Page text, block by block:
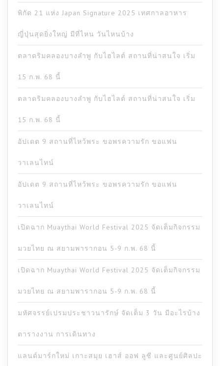
พิกัด 21 แห่ง Japan Signature 2025 เทศกาลอาหาร
ญี่ปุ่นสุดยิ่งใหญ่ มีที่ไหน วันไหนบ้าง
ตลาดริมคลองบางลำพู กับไฮไลต์ สถานที่น่าสนใจ เริ่ม
15 ก.พ. 68 นี้
ตลาดริมคลองบางลำพู กับไฮไลต์ สถานที่น่าสนใจ เริ่ม
15 ก.พ. 68 นี้
อัปเดต 9 สถานที่ไหว้พระ ขอพรความรัก ขอแฟน
วาเลนไทน์
อัปเดต 9 สถานที่ไหว้พระ ขอพรความรัก ขอแฟน
วาเลนไทน์
เปิดฉาก Muaythai World Festival 2025 จัดเต็มกิจกรรม
มวยไทย ณ สยามพารากอน 5-9 ก.พ. 68 นี้
เปิดฉาก Muaythai World Festival 2025 จัดเต็มกิจกรรม
มวยไทย ณ สยามพารากอน 5-9 ก.พ. 68 นี้
มหัศจรรย์เปรมประชาวนารักษ์ จัดเต็ม 3 วัน มีอะไรบ้าง
ตารางงาน การเดินทาง
แลนด์มาร์กใหม่ เกาะสมุย เฮาส์ ออฟ ลูซี และศูนย์ศิลปะ